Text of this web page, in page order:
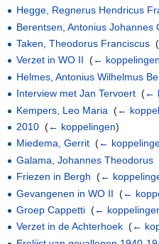
Hegge, Regnerus Hendricus
Berentsen, Antonius Johannes
Taken, Theodorus Franciscus ‎(
Verzet in WO II ‎(←
Helmes, Antonius Wilhelmus
Interview met Jan Tervoert ‎(←
Kempers, Leo Maria ‎(←
2010 ‎(← koppelingen)
Miedema, Gerrit ‎(←
Galama, Johannes Theodorus
Friezen in Bergh ‎(←
Gevangenen in WO II ‎(←
Groep Cappetti ‎(←
Verzet in de Achterhoek ‎(←